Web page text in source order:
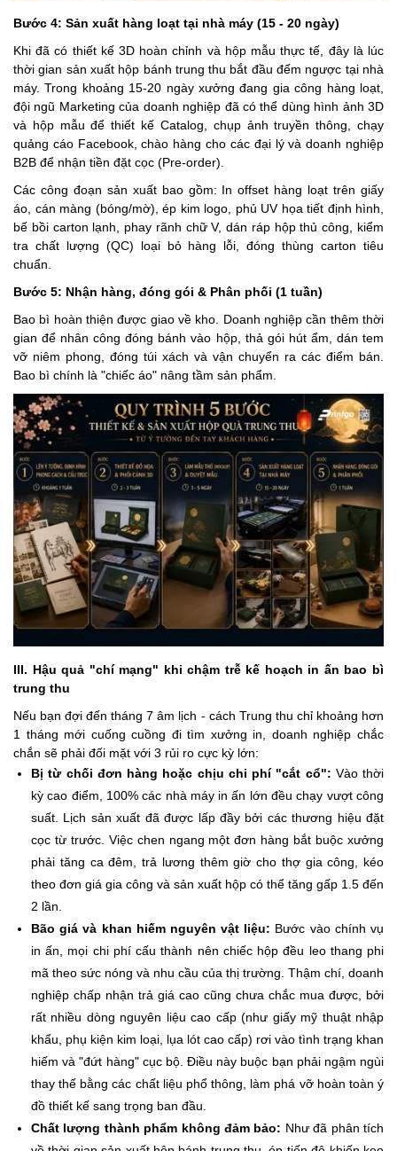
Bước 4: Sản xuất hàng loạt tại nhà máy (15 - 20 ngày)
Khi đã có thiết kế 3D hoàn chỉnh và hộp mẫu thực tế, đây là lúc
thời gian sản xuất hộp bánh trung thu bắt đầu đếm ngược tại nhà
máy. Trong khoảng 15-20 ngày xưởng đang gia công hàng loạt,
đội ngũ Marketing của doanh nghiệp đã có thể dùng hình ảnh 3D
và hộp mẫu để thiết kế Catalog, chụp ảnh truyền thông, chạy
quảng cáo Facebook, chào hàng cho các đại lý và doanh nghiệp
B2B để nhận tiền đặt cọc (Pre-order).
Các công đoạn sản xuất bao gồm: In offset hàng loạt trên giấy
áo, cán màng (bóng/mờ), ép kim logo, phủ UV họa tiết định hình,
bế bồi carton lạnh, phay rãnh chữ V, dán ráp hộp thủ công, kiểm
tra chất lượng (QC) loại bỏ hàng lỗi, đóng thùng carton tiêu
chuẩn.
Bước 5: Nhận hàng, đóng gói & Phân phối (1 tuần)
Bao bì hoàn thiện được giao về kho. Doanh nghiệp cần thêm thời
gian để nhân công đóng bánh vào hộp, thả gói hút ẩm, dán tem
vỡ niêm phong, đóng túi xách và vận chuyển ra các điểm bán.
Bao bì chính là "chiếc áo" nâng tầm sản phẩm.
III. Hậu quả "chí mạng" khi chậm trễ kế hoạch in ấn bao bì
trung thu
Nếu bạn đợi đến tháng 7 âm lịch - cách Trung thu chỉ khoảng hơn
1 tháng mới cuống cuồng đi tìm xưởng in, doanh nghiệp chắc
chắn sẽ phải đối mặt với 3 rủi ro cực kỳ lớn:
Bị từ chối đơn hàng hoặc chịu chi phí "cắt cổ": Vào thời
kỳ cao điểm, 100% các nhà máy in ấn lớn đều chạy vượt công
suất. Lịch sản xuất đã được lấp đầy bởi các thương hiệu đặt
cọc từ trước. Việc chen ngang một đơn hàng bắt buộc xưởng
phải tăng ca đêm, trả lương thêm giờ cho thợ gia công, kéo
theo đơn giá gia công và sản xuất hộp có thể tăng gấp 1.5 đến
2 lần.
Bão giá và khan hiếm nguyên vật liệu: Bước vào chính vụ
in ấn, mọi chi phí cấu thành nên chiếc hộp đều leo thang phi
mã theo sức nóng và nhu cầu của thị trường. Thậm chí, doanh
nghiệp chấp nhận trả giá cao cũng chưa chắc mua được, bởi
rất nhiều dòng nguyên liệu cao cấp (như giấy mỹ thuật nhập
khẩu, phụ kiện kim loại, lụa lót cao cấp) rơi vào tình trạng khan
hiếm và "đứt hàng" cục bộ. Điều này buộc bạn phải ngậm ngùi
thay thế bằng các chất liệu phổ thông, làm phá vỡ hoàn toàn ý
đồ thiết kế sang trọng ban đầu.
Chất lượng thành phẩm không đảm bảo: Như đã phân tích